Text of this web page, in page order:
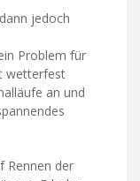
jedoch
Problem für
wetterfest
an und
Rennen der